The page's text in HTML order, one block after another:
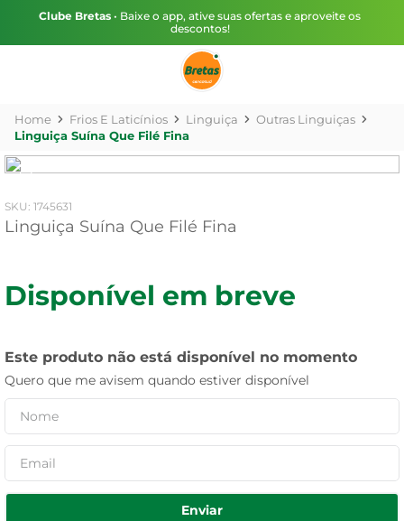
Clube Bretas • Baixe o app, ative suas ofertas e aproveite os
descontos!
Frios E Laticínios Linguiça
Outras Linguiças
Linguiça Suína Que Filé Fina
: 1745631
Linguiça Suína Que Filé Fina
Disponível em breve
Este produto não está disponível no momento
Quero que me avisem quando estiver disponível
Enviar